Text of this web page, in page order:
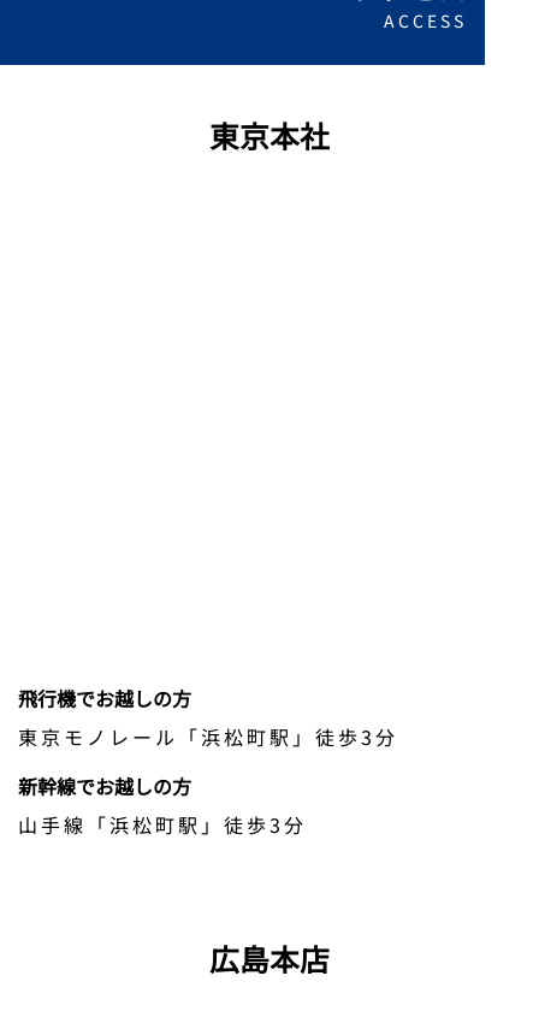
ACCESS
東京本社
飛行機でお越しの方
東京モノレール「浜松町駅」徒歩3分
新幹線でお越しの方
山手線「浜松町駅」徒歩3分
広島本店